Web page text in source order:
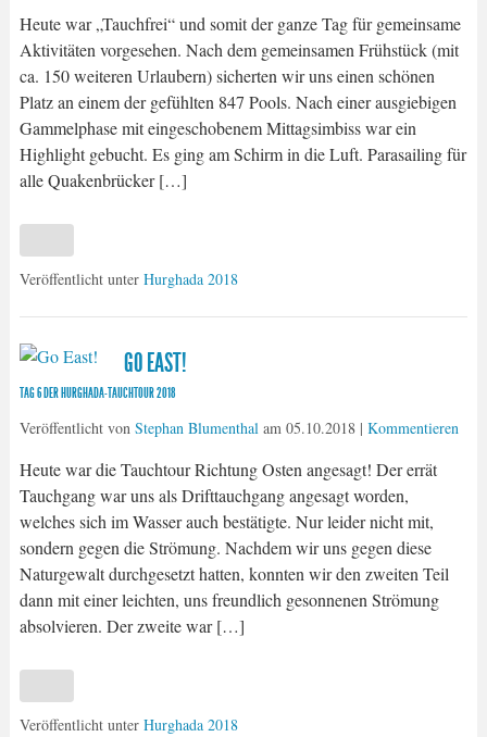
Heute war „Tauchfrei“ und somit der ganze Tag für gemeinsame
Aktivitäten vorgesehen. Nach dem gemeinsamen Frühstück (mit
ca. 150 weiteren Urlaubern) sicherten wir uns einen schönen
Platz an einem der gefühlten 847 Pools. Nach einer ausgiebigen
Gammelphase mit eingeschobenem Mittagsimbiss war ein
Highlight gebucht. Es ging am Schirm in die Luft. Parasailing für
alle Quakenbrücker […]
Veröffentlicht unter Hurghada 2018
GO EAST!
TAG 6 DER HURGHADA-TAUCHTOUR 2018
Veröffentlicht von Stephan Blumenthalam 05.10.2018| Kommentieren
Heute war die Tauchtour Richtung Osten angesagt! Der errät
Tauchgang war uns als Drifttauchgang angesagt worden,
welches sich im Wasser auch bestätigte. Nur leider nicht mit,
sondern gegen die Strömung. Nachdem wir uns gegen diese
Naturgewalt durchgesetzt hatten, konnten wir den zweiten Teil
dann mit einer leichten, uns freundlich gesonnenen Strömung
absolvieren. Der zweite war […]
Veröffentlicht unter Hurghada 2018